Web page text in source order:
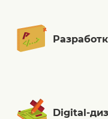
Digital-